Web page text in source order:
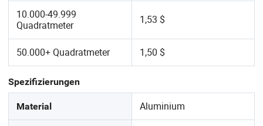
10.000-49.999
Quadratmeter
1,53 $
50.000+ Quadratmeter 1,50 $
Spezifizierungen
Material Aluminium